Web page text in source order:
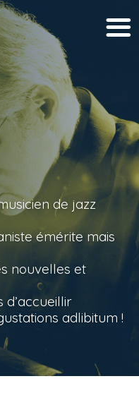
de jazz
émérite mais
nouvelles et
adlibitum !